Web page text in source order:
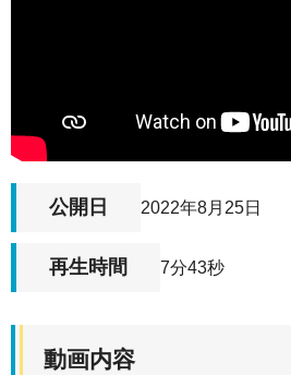
公開日 2022年8月25日
再生時間 7分43秒
動画内容